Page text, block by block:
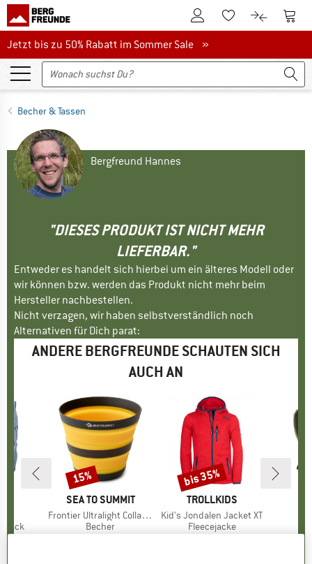
Zum KundenkontoZum Merkzettel.
Zum Zum
Jetzt bis zu 50% Rabatt im Sommer Sale
Jetzt bis zu 50% Rabatt im Sommer Sale »
Becher & Tassen
Bergfreund Hannes
"DIESES PRODUKT IST NICHT MEHR
LIEFERBAR."
Entweder es handelt sich hierbei um ein älteres Modell oder
wir können bzw. werden das Produkt nicht mehr beim
Hersteller nachbestellen.
Nicht verzagen, wir haben selbstverständlich noch
Alternativen für Dich parat:
ANDERE BERGFREUNDE SCHAUTEN SICH
AUCH AN
MARKE
SEA TO SUMMIT
Artikel
Frontier Ultralight Collapsible Cup
Produktgruppe
Becher
Rabatt
15%
MARKE
TROLLKIDS
Artikel
Kid's Jondalen Jacket XT
Produktgruppe
Fleecejacke
Rabatt
bis 35%
ab